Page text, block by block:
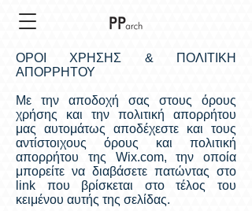
ΟΡΟΙ ΧΡΗΣΗΣ & ΠΟΛΙΤΙΚΗ
ΑΠΟΡΡΗΤΟΥ
Με την αποδοχή σας στους όρους
χρήσης και την πολιτική απορρήτου
μας αυτομάτως αποδέχεστε και τους
αντίστοιχους όρους και πολιτική
απορρήτου της Wix.com, την οποία
μπορείτε να διαβάσετε πατώντας στο
link που βρίσκεται στο τέλος του
κειμένου αυτής της σελίδας.